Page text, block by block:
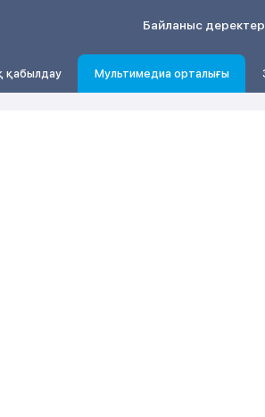
Байланыс
қабылдау Мультимедиа орталығы